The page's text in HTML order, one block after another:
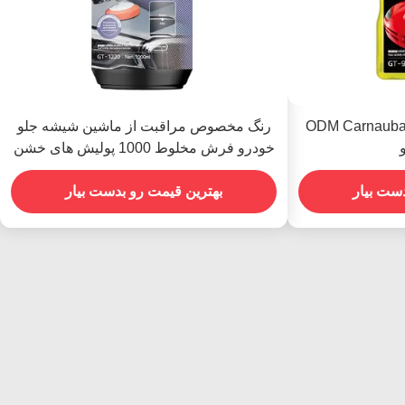
ODM
بیار
رنگ مخصوص مراقبت از ماشین شیشه جلو
خودرو فرش مخلوط 1000 پولیش های خشن
بهترین قیمت رو بدست بیار